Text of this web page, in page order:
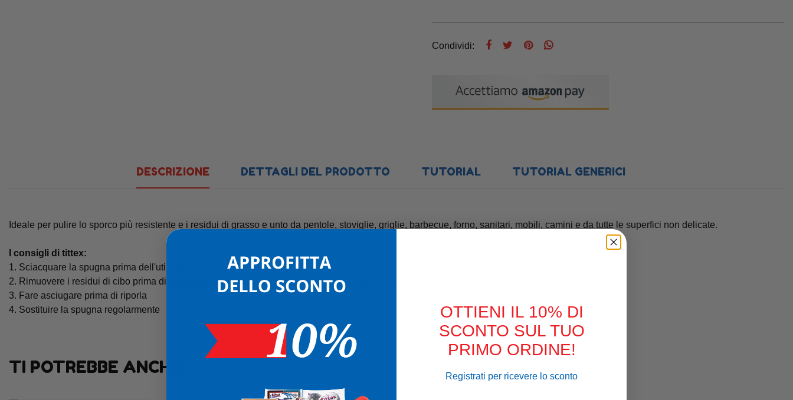
Condividi:
DESCRIZIONE DETTAGLI DEL PRODOTTO TUTORIAL TUTORIAL GENERICI
Ideale per pulire lo sporco più resistente e i residui di grasso e unto da pentole, stoviglie, griglie, barbecue, forno, sanitari, mobili, camini e da tutte le superfici non delicate.
I consigli di tittex:
1. Sciacquare la spugna prima dell'utilizzo
2. Rimuovere i residui di cibo prima di conservarla e usarla, per evitare la proliferazione dei batteri
3. Fare asciugare prima di riporla
4. Sostituire la spugna regolarmente
TI POTREBBE ANCHE
OTTIENI IL 10% DI
SCONTO SUL TUO
PRIMO ORDINE!
Registrati per ricevere lo sconto